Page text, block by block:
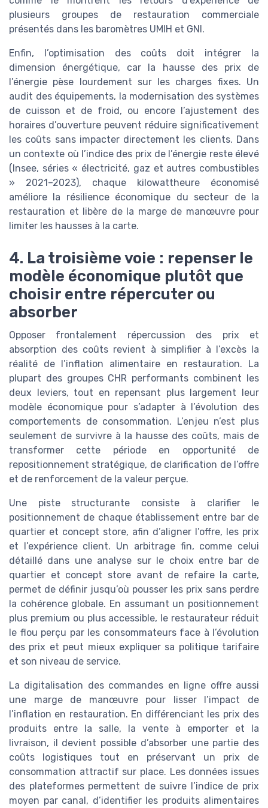
plusieurs groupes de restauration commerciale
présentés dans les baromètres UMIH et GNI.
Enfin, l’optimisation des coûts doit intégrer la
dimension énergétique, car la hausse des prix de
l’énergie pèse lourdement sur les charges fixes. Un
audit des équipements, la modernisation des systèmes
de cuisson et de froid, ou encore l’ajustement des
horaires d’ouverture peuvent réduire significativement
les coûts sans impacter directement les clients. Dans
un contexte où l’indice des prix de l’énergie reste élevé
(Insee, séries « électricité, gaz et autres combustibles
» 2021–2023), chaque kilowattheure économisé
améliore la résilience économique du secteur de la
restauration et libère de la marge de manœuvre pour
limiter les hausses à la carte.
4. La troisième voie : repenser le
modèle économique plutôt que
choisir entre répercuter ou
absorber
Opposer frontalement répercussion des prix et
absorption des coûts revient à simplifier à l’excès la
réalité de l’inflation alimentaire en restauration. La
plupart des groupes CHR performants combinent les
deux leviers, tout en repensant plus largement leur
modèle économique pour s’adapter à l’évolution des
comportements de consommation. L’enjeu n’est plus
seulement de survivre à la hausse des coûts, mais de
transformer cette période en opportunité de
repositionnement stratégique, de clarification de l’offre
et de renforcement de la valeur perçue.
Une piste structurante consiste à clarifier le
positionnement de chaque établissement entre bar de
quartier et concept store, afin d’aligner l’offre, les prix
et l’expérience client. Un arbitrage fin, comme celui
détaillé dans une analyse sur le choix entre bar de
quartier et concept store avant de refaire la carte,
permet de définir jusqu’où pousser les prix sans perdre
la cohérence globale. En assumant un positionnement
plus premium ou plus accessible, le restaurateur réduit
le flou perçu par les consommateurs face à l’évolution
des prix et peut mieux expliquer sa politique tarifaire
et son niveau de service.
La digitalisation des commandes en ligne offre aussi
une marge de manœuvre pour lisser l’impact de
l’inflation en restauration. En différenciant les prix des
produits entre la salle, la vente à emporter et la
livraison, il devient possible d’absorber une partie des
coûts logistiques tout en préservant un prix de
consommation attractif sur place. Les données issues
des plateformes permettent de suivre l’indice de prix
moyen par canal, d’identifier les produits alimentaires